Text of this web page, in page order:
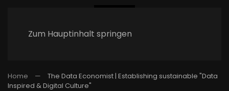
Zum Hauptinhalt springen
Home
The Data Economist | Establishing sustainable "Data
Inspired & Digital Culture"